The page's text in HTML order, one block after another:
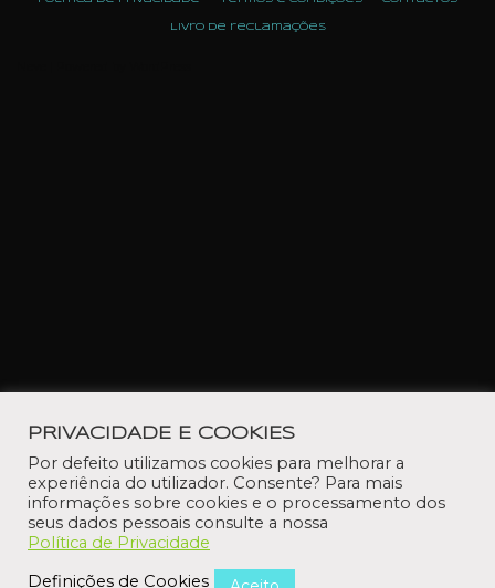
Livro de reclamações
PRIVACIDADE E COOKIES
Por defeito utilizamos cookies para melhorar a
experiência do utilizador. Consente? Para mais
informações sobre cookies e o processamento dos
seus dados pessoais consulte a nossa
Política de Privacidade
Definições de Cookies